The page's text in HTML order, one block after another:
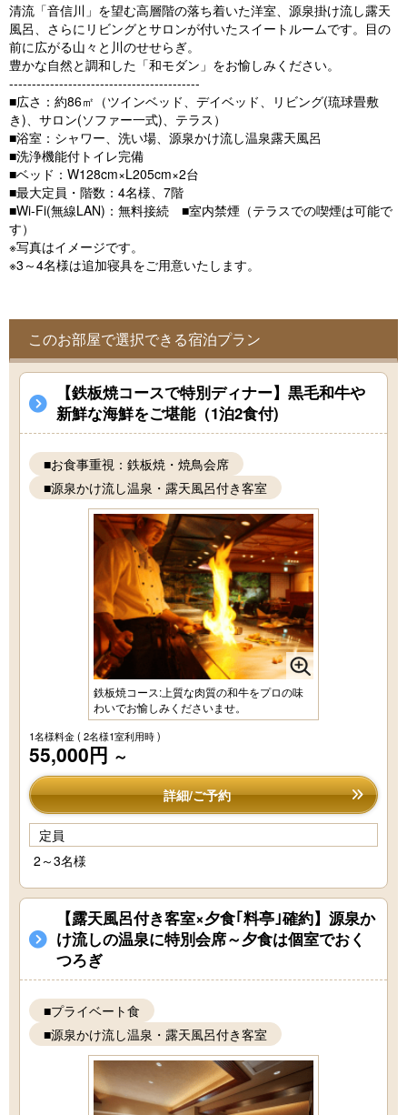
o
u
s
清流「音信川」を望む高層階の落ち着いた洋室、源泉掛け流し露天
風呂、さらにリビングとサロンが付いたスイートルームです。目の
前に広がる山々と川のせせらぎ。
豊かな自然と調和した「和モダン」をお愉しみください。
------------------------------------------
■広さ：約86㎡（ツインベッド、デイベッド、リビング(琉球畳敷
き)、サロン(ソファー一式)、テラス）
■浴室：シャワー、洗い場、源泉かけ流し温泉露天風呂
■洗浄機能付トイレ完備
■ベッド：W128cm×L205cm×2台
■最大定員・階数：4名様、7階
■Wi-Fi(無線LAN)：無料接続 ■室内禁煙（テラスでの喫煙は可能で
す）
※写真はイメージです。
※3～4名様は追加寝具をご用意いたします。
このお部屋で選択できる宿泊プラン
【鉄板焼コースで特別ディナー】黒毛和牛や
新鮮な海鮮をご堪能（1泊2食付)
■お食事重視：鉄板焼・焼鳥会席
■源泉かけ流し温泉・露天風呂付き客室
鉄板焼コース:上質な肉質の和牛をプロの味
わいでお愉しみくださいませ。
1名様料金( 2名様1室利用時 )
55,000円 ～
詳細/ご予約
定員
2～3名様
【露天風呂付き客室×夕食｢料亭｣確約】源泉か
け流しの温泉に特別会席～夕食は個室でおく
つろぎ
■プライベート食
■源泉かけ流し温泉・露天風呂付き客室